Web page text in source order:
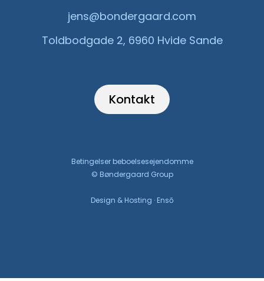
jens@bondergaard.com
Toldbodgade 2, 6960 Hvide Sande
Kontakt
Betingelser beboelsesejendomme
© Bøndergaard Group
Design & Hosting · Ensō